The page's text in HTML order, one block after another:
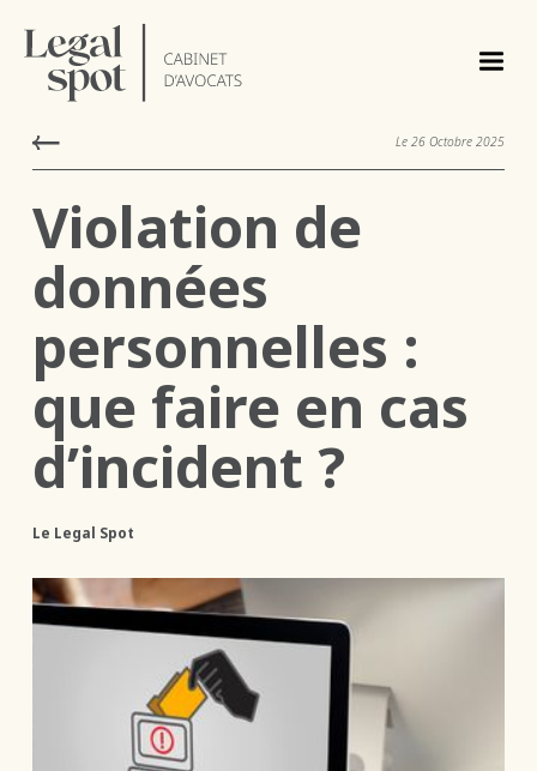
Le 26 Octobre 2025
Violation de
données
personnelles :
que faire en cas
d’incident ?
Le Legal Spot